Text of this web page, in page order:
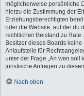
möglicherweise persönliche
hierzu die Zustimmung der
Erziehungsberechtigten
oder die Website, auf der du
rechtlichen Beistand zu
Besitzer dieses Boards
Anlaufstelle für
unter der Frage „An wen soll
juristische Anfragen zu
Nach oben